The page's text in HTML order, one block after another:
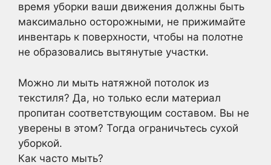
время уборки ваши движения должны быть
максимально осторожными, не прижимайте
инвентарь к поверхности, чтобы на полотне
не образовались вытянутые участки.
Можно ли мыть натяжной потолок из
текстиля? Да, но только если материал
пропитан соответствующим составом. Вы не
уверены в этом? Тогда ограничьтесь сухой
уборкой.
Как часто мыть?